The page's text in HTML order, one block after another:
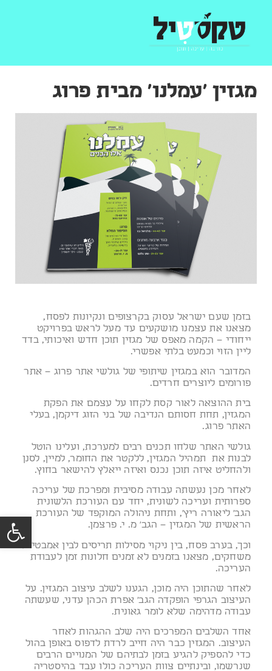
מגזין 'עמלנו' מבית פרוג
בזמן שעם ישראל עסוק בקרצופים ונקיונות לפסח,
מצאנו את עצמנו מושקעים עד מעל לראש בפרויקט
ייחודי – הקמה מאפס של מגזין תוכן חדש ואיכותי, בדד
ליין הזוי וכמעט בלתי אפשרי.
המדובר הוא במגזין שיתופי של גולשי אתר פרוג – אתר
פורומים ליוצרים חרדים.
בית ההוצאה לאור קסת לקחו על עצמם את הפקת
המגזין, תחת חסותם הנדיבה של בני הזוג דיקמן, בעלי
האתר פרוג.
גולשי האתר שלחו תכנים רבים למערכת, ועלינו הוטל
לבנות את תמהיל המגזין, ללקטר את החומר, למיין, לסנן
ולהחליט איזה תוכן נכנס ואיזה ייאלץ להישאר בחוץ.
לאחר מכן נעשתה עבודה מסיבית ומפרכת של עריכה
ספרותית ועריכה לשונית, יחד עם העורכת הלשונית
הגב' ליאורה ריץ', ותחת ניהולה המוקפד של העורכת
הראשית של המגזין – הגב' מ. י. פרצמן.
וכך, בערב פסח, בין ניקוי מסילות תריסים לבין אמבטיית
משחקים, מצאנו בזמנים לא זמנים חלונות זמן לעבודת
העריכה.
לאחר שהתוכן היה מוכן, הגענו לשלב עיצוב המגזין. על
העיצוב הגרפי הופקדה הגב' אפרת הכהן עדני, שעשתה
עבודה מדהימה שלא לומר גאונית.
אחד השלבים המפרכים היה שלב ההגהות לאחר
העיצוב. המגזין כבר היה חייב לרדת לדפוס באופן בהול
כדי להספיק להגיע בזמן לבתיהם של המנויים הרבים
שנרשמו, ובינתיים צוות העריכה כולו עבד בהיסטריה
פתח